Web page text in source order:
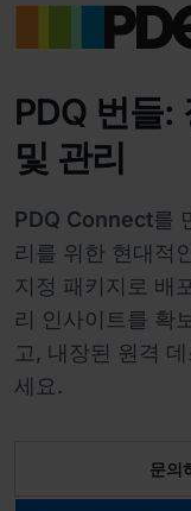
PDQ 번들:
및 관리
PDQ Connect를
리를 위한 현대적
지정 패키지로 배
리 인사이트를 확
고, 내장된 원격
세요.
문의